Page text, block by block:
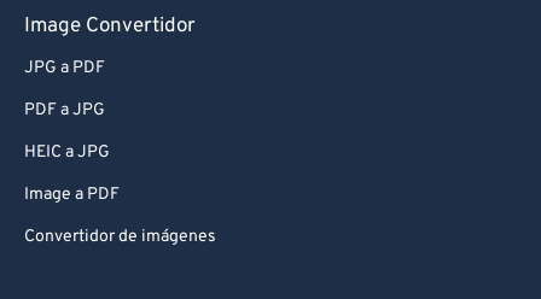
Image Convertidor
JPG a PDF
PDF a JPG
HEIC a JPG
Image a PDF
Convertidor de imágenes